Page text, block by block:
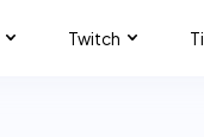
Twitch